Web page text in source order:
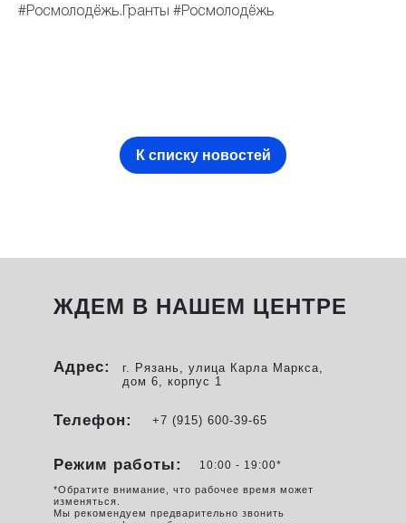
#Росмолодёжь.Гранты #Росмолодёжь
К списку новостей
ЖДЕМ В НАШЕМ ЦЕНТРЕ
Режим работы:
*Обратите внимание, что рабочее время может
изменяться.
Мы рекомендуем предварительно звонить
10:00 - 19:00*
+7 (915) 600-39-65
Телефон:
г. Рязань, улица Карла Маркса,
дом 6, корпус 1
Адрес: